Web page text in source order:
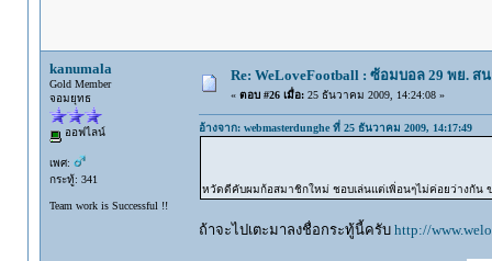
kanumala
Gold Member
จอมยุทธ
ออฟไลน์
เพศ:
กระทู้: 341
Team work is Successful !!
Re: WeLoveFootball : ซ้อมบอล 29 พย. ส
« ตอบ #26 เมื่อ:25 ธันวาคม 2009, 14:24:08 »
อ้างจาก: webmasterdunghe ที่ 25 ธันวาคม 2009, 14:17:49
หวัดดีคับผมก้อสมาชิกใหม่ ชอบเล่นแต่เพิ่อนๆไม่ค่อยว่างกั
ถ้าจะไปเตะมาลงชื่อกระทู้นี้ครับ http://